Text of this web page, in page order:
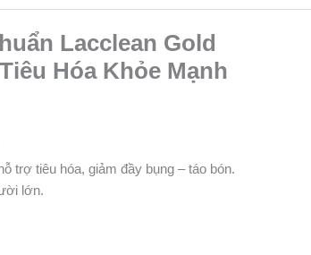
Lacclean Gold
Hóa Khỏe Mạnh
₫.
trợ tiêu hóa, giảm đầy bụng – táo bón.
lớn.